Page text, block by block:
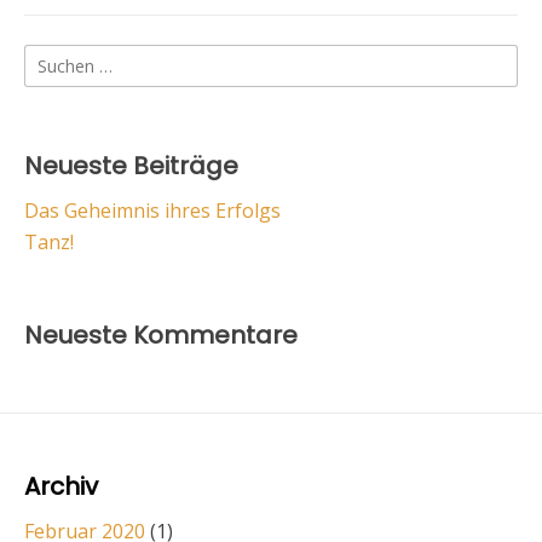
Suchen
nach:
Neueste Beiträge
Das Geheimnis ihres Erfolgs
Tanz!
Neueste Kommentare
Archiv
Februar 2020 (1)